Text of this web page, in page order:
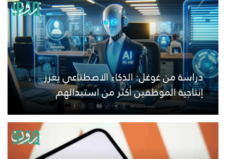
دراسة من غوغل: الذكاء الاصطناعي يعزز
إنتاجية الموظفين أكثر من استبدالهم